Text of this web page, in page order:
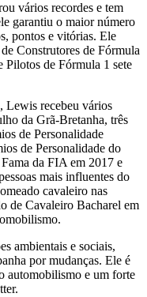
vários recordes e tem
garantiu o maior número
pontos e vitórias. Ele
Construtores de Fórmula
Pilotos de Fórmula 1 sete
Lewis recebeu vários
da Grã-Bretanha, três
de Personalidade
de Personalidade do
da FIA em 2017 e
mais influentes do
cavaleiro nas
de Cavaleiro Bacharel em
ambientais e sociais,
por mudanças. Ele é
automobilismo e um forte